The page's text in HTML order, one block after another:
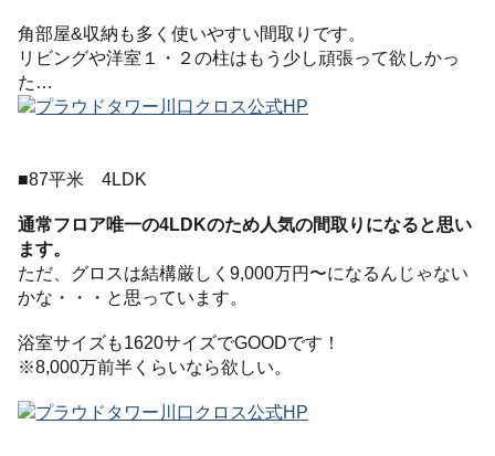
角部屋&収納も多く使いやすい間取りです。
リビングや洋室１・２の柱はもう少し頑張って欲しかっ
た…
■87平米 4LDK
通常フロア唯一の4LDKのため人気の間取りになると思い
ます。
ただ、グロスは結構厳しく9,000万円〜になるんじゃない
かな・・・と思っています。
浴室サイズも1620サイズでGOODです！
※8,000万前半くらいなら欲しい。